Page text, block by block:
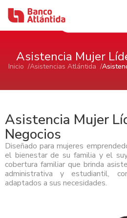
Iniciar sesión
Inicio
Banca de Personas
Ahorro e Inversión
Cuentas de Ahorros Atlántida
Cuenta de Cheques Atlántida
Certificados de Depósitos
AFP Atlántida
Ver Ahorro e Inversión
Tarjetas
Tarjetas de Crédito Atlántida
Tarjetas de Débito Atlántida
Préstamos
Banca Comercial Pyme
Ahorro e Inversión
Cuenta de Ahorro Atlántida
Cuenta de Cheque Atlántida Pyme
Tarjetas de Crédito
Banca Corporativa
Ahorro e Inversión
Quiénes Somos
Asistencia Mujer
Inicio /Asistencias Atlántida /
Asistencia Mujer
Negocios
Diseñado para mujeres
el bienestar de su familia y el
cobertura familiar que brinda
administrativa y estudiantil,
adaptados a sus necesidades.